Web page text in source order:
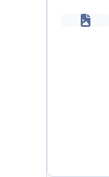
Μωράκια